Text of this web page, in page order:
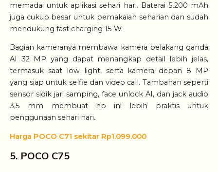
memadai untuk aplikasi sehari hari. Baterai 5.200 mAh
juga cukup besar untuk pemakaian seharian dan sudah
mendukung fast charging 15 W.
Bagian kameranya membawa kamera belakang ganda
AI 32 MP yang dapat menangkap detail lebih jelas,
termasuk saat low light, serta kamera depan 8 MP
yang siap untuk selfie dan video call. Tambahan seperti
sensor sidik jari samping, face unlock AI, dan jack audio
3,5 mm membuat hp ini lebih praktis untuk
penggunaan sehari hari.
Harga POCO C71 sekitar Rp1.099.000
5. POCO C75